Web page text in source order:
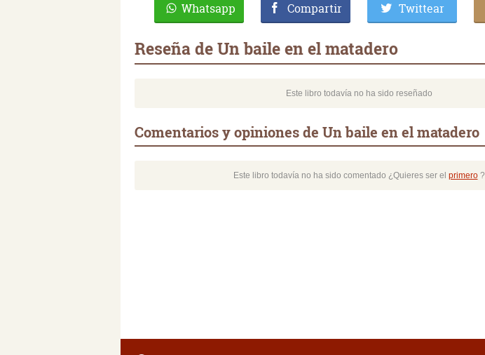
Whatsapp Compartir Twittear
Reseña de Un baile en el matadero
Este libro todavía no ha sido reseñado
Comentarios y opiniones de Un baile en el matadero
Este libro todavía no ha sido comentado ¿Quieres ser el primero?